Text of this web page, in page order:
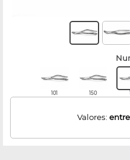
101 150
Valores: entre